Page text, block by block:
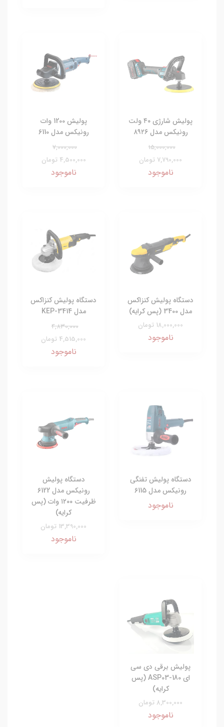
پولیش شارژی ۴۰ ولت
رونیکس مدل ۸۹۲۶
15,000,000
7,790,000 تومان
ناموجود
پولیش 1200 وات
رونیکس مدل 6110
7,000,000
4,500,000 تومان
ناموجود
دستگاه پولیش کنزاکس
مدل 3400 (پس کرایه)
18,000,000 تومان
ناموجود
دستگاه پولیش کنزاکس
مدل KEP-3414
4,830,000
4,515,000 تومان
ناموجود
دستگاه پولیش تفنگی
رونیکس مدل 6115
ناموجود
دستگاه پولیش
رونیکس مدل 6122
ظرفیت ۱۲۰۰ وات (پس
کرایه)
13,390,000 تومان
ناموجود
پولیش برقی دی سی
ای ASP03-180 (پس
کرایه)
8,300,000 تومان
ناموجود